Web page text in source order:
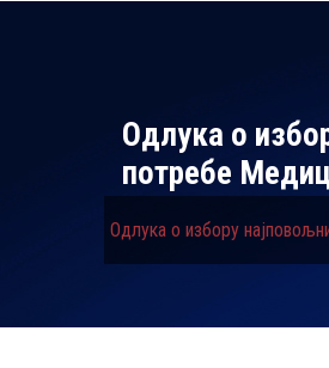
Одлука о
потребе
Одлука о избору